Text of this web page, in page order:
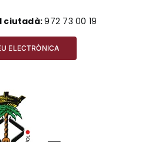
ciutadà:972 73 00 19
ELECTRÒNICA